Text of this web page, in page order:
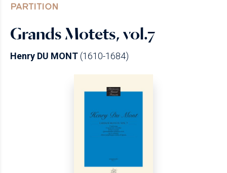
PARTITION
Grands Motets, vol.7
Henry DU MONT(1610-1684)